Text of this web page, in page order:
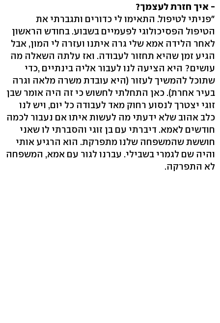
- איך חזרת לעצמך?
"פניתי לטיפול. התאימו לי כדורים ותגברתי את
הטיפול הפסיכולוגי לפעמיים בשבוע. בחודש הראשון
לאחר הלידה אמא שלי גרה איתנו ועזרה לי המון, אבל
הגיע זמן שהיא תחזור לעבודה. ואז עלתה השאלה מה
עושים? היא הציעה לנו לעבור אליה בינתיים ,כדי
שתוכל להמשיך לעזור (היא עובדת משרה מלאה וגרה
בעיר אחרת). כאן התחלתי לחשוש כי זה היה אומר שבן
זוגי יצטרך לנסוע רחוק מאד לעבודה כל יום, ויש לנו
כלב אהוב שלא ידעתי מה לעשות איתו אם נעבור לכמה
חודשים לאמא. דיברתי עם בן זוגי והסברתי לו שאני
חוששת שהמשפחה שלנו מתפרקת. הוא הרגיע אותי
והיה שם לגמרי בשבילי. עברנו לגור עם אמא, המשפחה
לא התפרקה.